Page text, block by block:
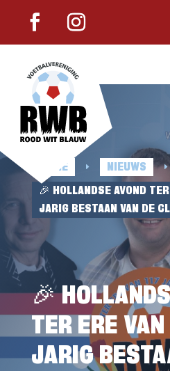
HOME E NIEUWS E
🎉 HOLLANDSE AVOND
JARIG BESTAAN VAN DE
🎉
TER ERE
JARIG